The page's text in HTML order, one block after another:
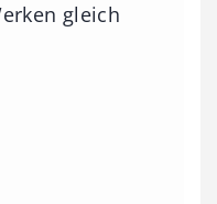
gleich